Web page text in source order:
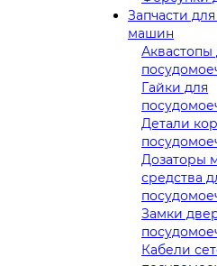
Запчасти
машин
Аквастопы
Гайки для
Детали
Дозаторы
средства
Замки
Кабели